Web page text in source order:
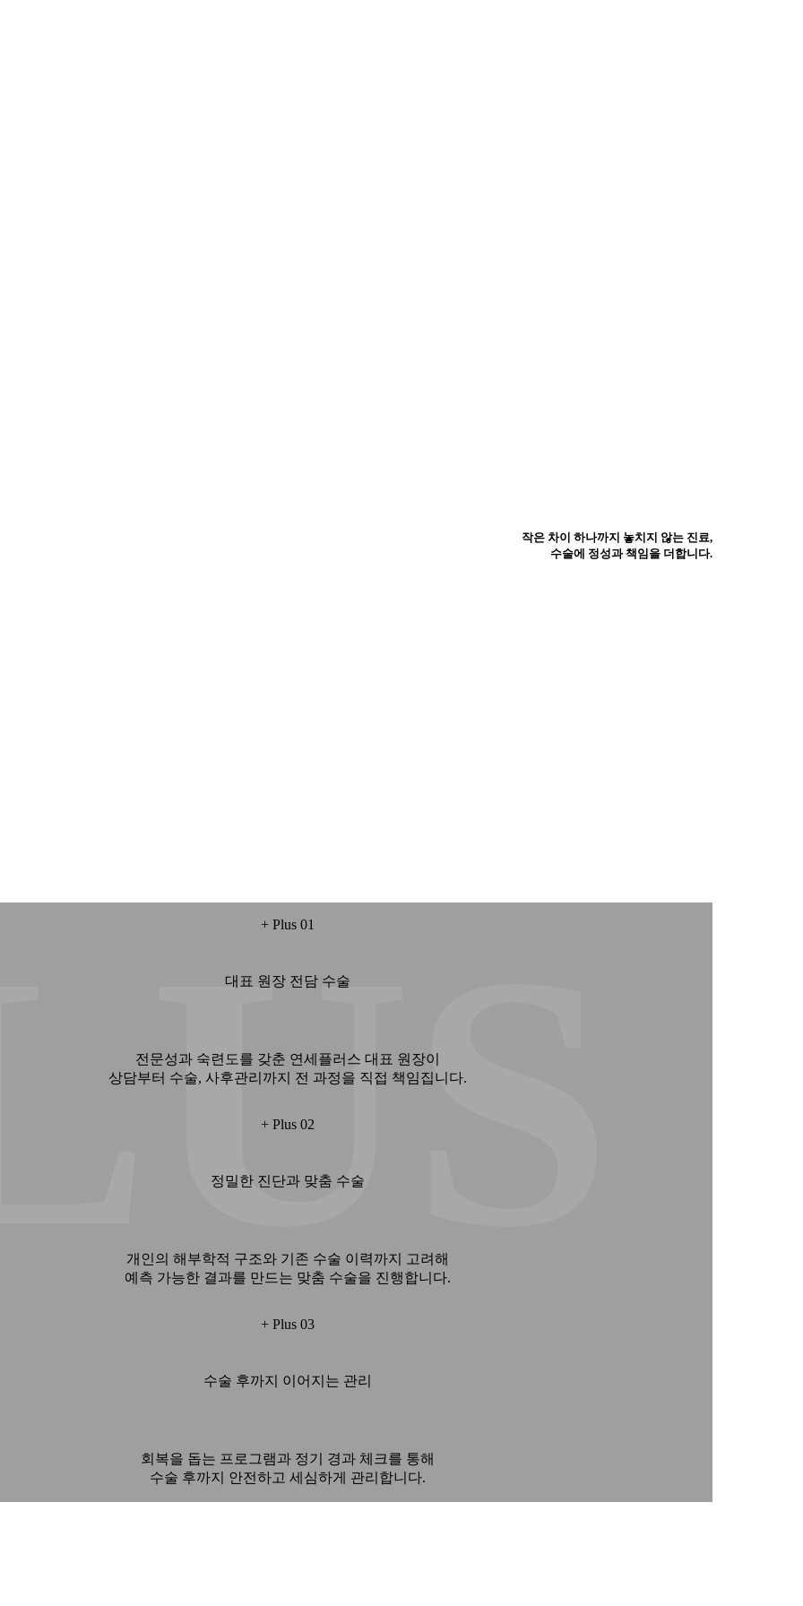
작은 차이 하나까지 놓치지 않는 진료,
수술에 정성과 책임을 더합니다.
+ Plus 01
대표 원장 전담 수술
전문성과 숙련도를 갖춘 연세플러스 대표 원장이
상담부터 수술, 사후관리까지 전 과정을 직접 책임집니다.
+ Plus 02
정밀한 진단과 맞춤 수술
개인의 해부학적 구조와 기존 수술 이력까지 고려해
예측 가능한 결과를 만드는 맞춤 수술을 진행합니다.
+ Plus 03
수술 후까지 이어지는 관리
회복을 돕는 프로그램과 정기 경과 체크를 통해
수술 후까지 안전하고 세심하게 관리합니다.